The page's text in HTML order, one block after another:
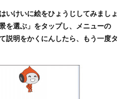
いけいに絵をひょうじしてみましょ
を選ぶ」をタップし、メニューの
説明をかくにんしたら、もう一度タ